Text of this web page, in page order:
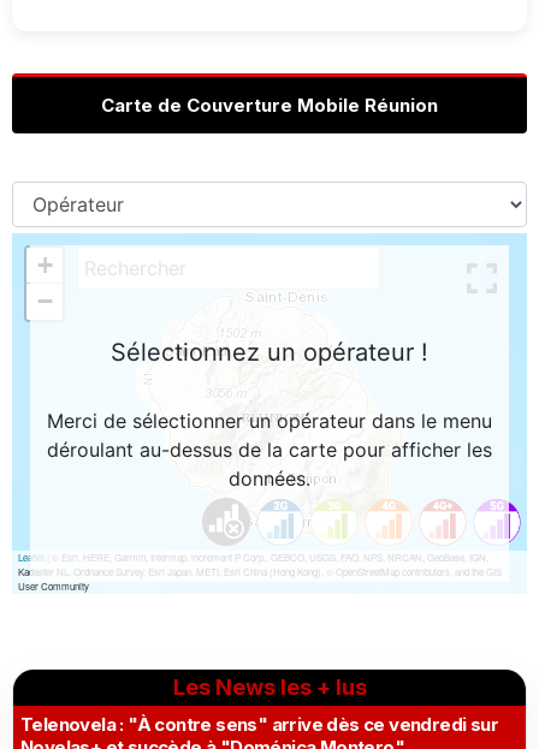
Carte de Couverture Mobile Réunion
Les News les + lus
Telenovela : "À contre sens" arrive dès ce vendredi sur